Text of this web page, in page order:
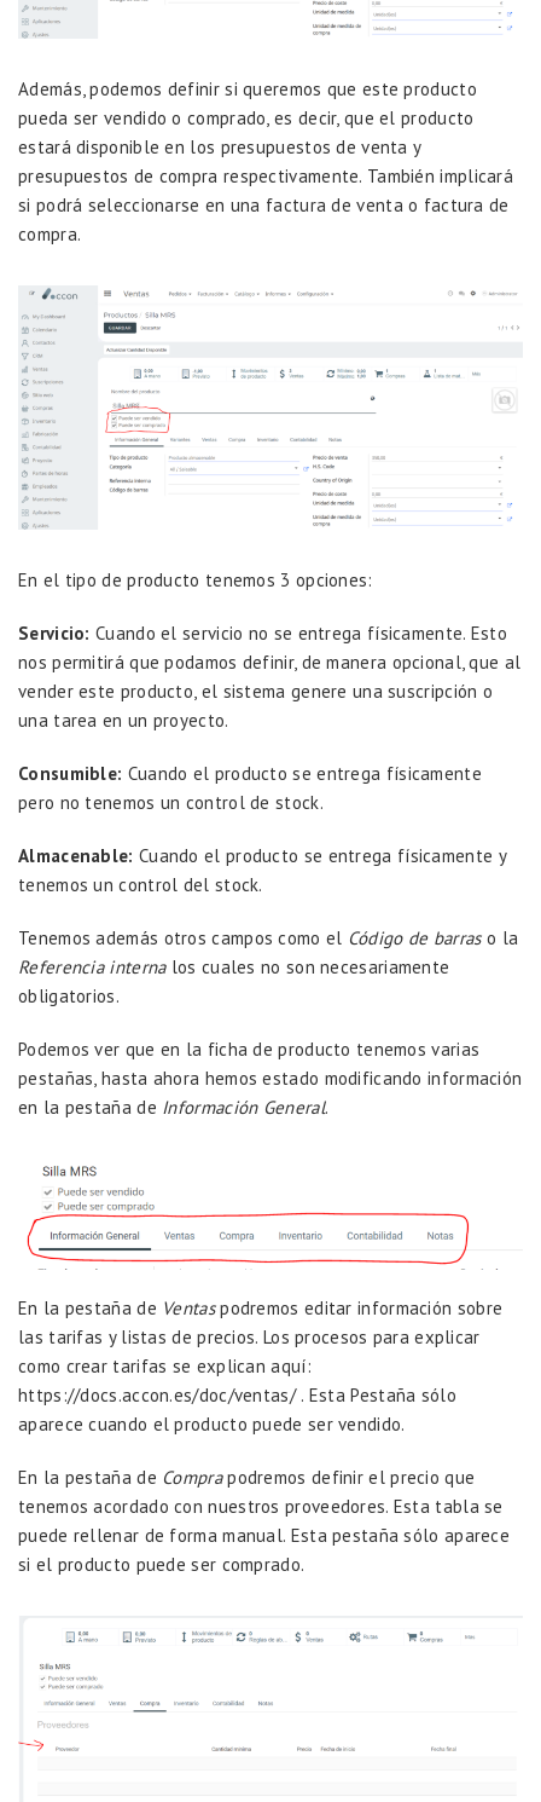
Además, podemos definir si queremos que este producto
pueda ser vendido o comprado, es decir, que el producto
estará disponible en los presupuestos de venta y
presupuestos de compra respectivamente. También implicará
si podrá seleccionarse en una factura de venta o factura de
compra.
En el tipo de producto tenemos 3 opciones:
Servicio: Cuando el servicio no se entrega físicamente. Esto
nos permitirá que podamos definir, de manera opcional, que al
vender este producto, el sistema genere una suscripción o
una tarea en un proyecto.
Consumible: Cuando el producto se entrega físicamente
pero no tenemos un control de stock.
Almacenable: Cuando el producto se entrega físicamente y
tenemos un control del stock.
Tenemos además otros campos como el Código de barraso la
Referencia internalos cuales no son necesariamente
obligatorios.
Podemos ver que en la ficha de producto tenemos varias
pestañas, hasta ahora hemos estado modificando información
en la pestaña de Información General.
En la pestaña de Ventaspodremos editar información sobre
las tarifas y listas de precios. Los procesos para explicar
como crear tarifas se explican aquí:
https://docs.accon.es/doc/ventas/. Esta Pestaña sólo
aparece cuando el producto puede ser vendido.
En la pestaña de Comprapodremos definir el precio que
tenemos acordado con nuestros proveedores. Esta tabla se
puede rellenar de forma manual. Esta pestaña sólo aparece
si el producto puede ser comprado.